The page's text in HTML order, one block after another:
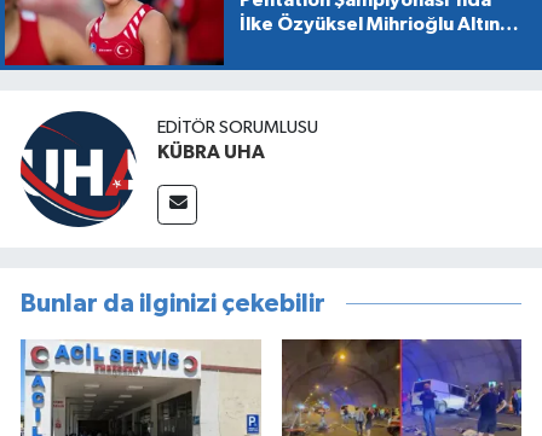
İlke Özyüksel Mihrioğlu Altın
EDİTÖR SORUMLUSU
KÜBRA UHA
Bunlar da ilginizi çekebilir